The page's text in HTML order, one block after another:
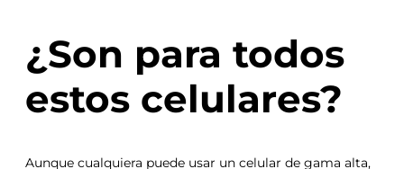
¿Son para todos
estos celulares?
Aunque cualquiera puede usar un celular de gama alta,